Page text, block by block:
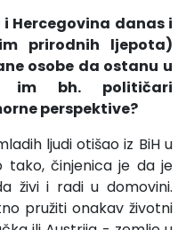
Hercegovina danas i
prirodnih ljepota)
osobe da ostanu u
im bh. političari
perspektive?
ljudi otišao iz BiH u
tako, činjenica je da je
živi i radi u domovini.
pružiti onakav životni